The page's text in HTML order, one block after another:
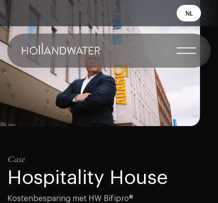
NL
Case
Hospitality House
Kostenbesparing met HW Bifipro®